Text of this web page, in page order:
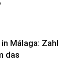
Málaga: Zahl
das